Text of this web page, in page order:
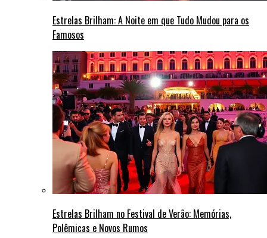
Estrelas Brilham: A Noite em que Tudo Mudou para os
Famosos
Estrelas Brilham no Festival de Verão: Memórias,
Polêmicas e Novos Rumos